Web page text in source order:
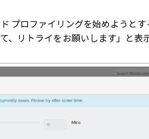
プロファイリングを始めようと
、リトライをお願いします」と表